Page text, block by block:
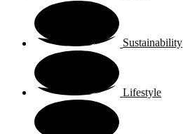
Sustainability
Lifestyle